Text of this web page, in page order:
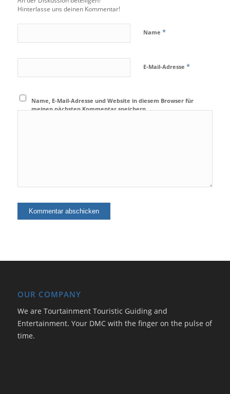
Hinterlasse uns deinen Kommentar!
Name *
E-Mail-Adresse *
Name, E-Mail-Adresse und Website in diesem Browser für
meinen nächsten Kommentar speichern.
OUR COMPANY
We are Tourtainment Touristic Guiding and
Entertainment. Your DMC with the finger on the pulse of
time.